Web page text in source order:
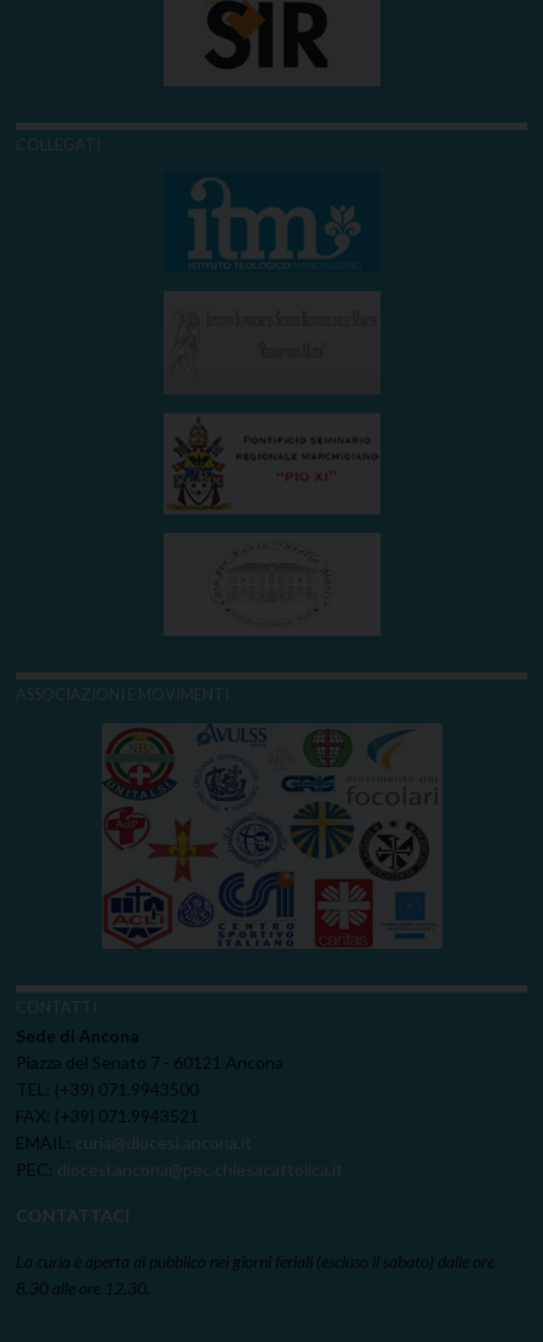
COLLEGATI
ASSOCIAZIONI E MOVIMENTI
CONTATTI
Sede di Ancona
Piazza del Senato 7 - 60121 Ancona
TEL: (+39) 071.9943500
FAX: (+39) 071.9943521
EMAIL: curia@diocesi.ancona.it
PEC: diocesi.ancona@pec.chiesacattolica.it
CONTATTACI
La curia è aperta al pubblico nei giorni feriali (escluso il sabato) dalle ore
8.30 alle ore 12.30.